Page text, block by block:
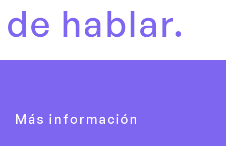
Es
Más información